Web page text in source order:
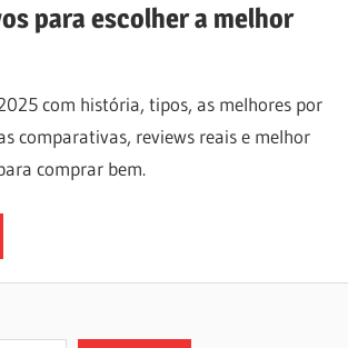
para escolher a melhor
com história, tipos, as melhores por
comparativas, reviews reais e melhor
comprar bem.